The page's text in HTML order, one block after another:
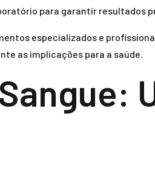
para garantir resultados
especializados e
as implicações para a saúde.